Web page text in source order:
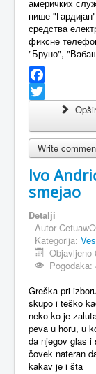
PISMA
IMPRESUM
америчких
пише
средства
фиксне
"Бруно",
Facebook
Write
Ivo
smejao
Detalji
Autor
Kategorija:
Objavljeno
Pogodaka:
Greška pri
skupo i teško
neko ko je
peva u horu, u
da njegov glas i
čovek nateran
kakav je i šta